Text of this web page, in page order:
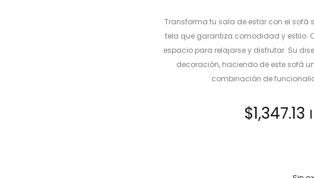
Transforma tu sala de estar con el sofá
tela que garantiza comodidad y estilo.
espacio para relajarse y disfrutar. Su
decoración, haciendo de este sofá
combinación de
$1,347.13